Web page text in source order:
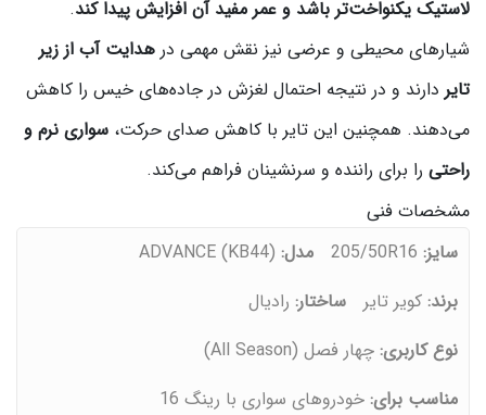
لاستیک یکنواخت‌تر باشد و عمر مفید آن افزایش پیدا کند.
شیارهای محیطی و عرضی نیز نقش مهمی در هدایت آب از زیر
تایر دارند و در نتیجه احتمال لغزش در جاده‌های خیس را کاهش
می‌دهند. همچنین این تایر با کاهش صدای حرکت، سواری نرم و
راحتی را برای راننده و سرنشینان فراهم می‌کند.
مشخصات فنی
سایز:
مدل:
برند: کویر تایر ساختار: رادیال
نوع کاربری: چهار فصل (All Season)
مناسب برای: خودروهای سواری با رینگ 16